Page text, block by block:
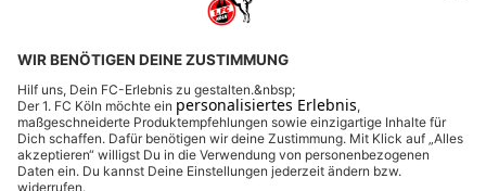
Tickets
StadionTour - Die FC-StadionTour StadionTour - Die FC-
StadionTour